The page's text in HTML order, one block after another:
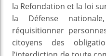
la Refondation et la loi
la Défense
réquisitionner
citoyens des